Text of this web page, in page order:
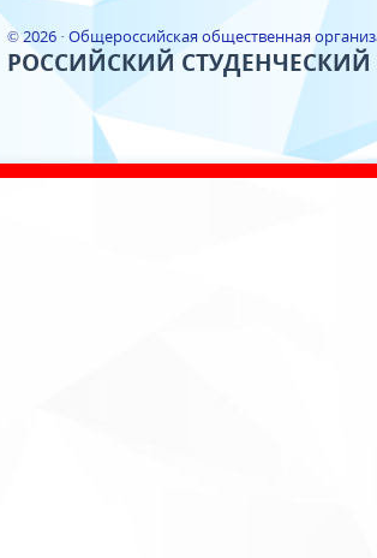
© 2026 · Общероссийская общественная
РОССИЙСКИЙ